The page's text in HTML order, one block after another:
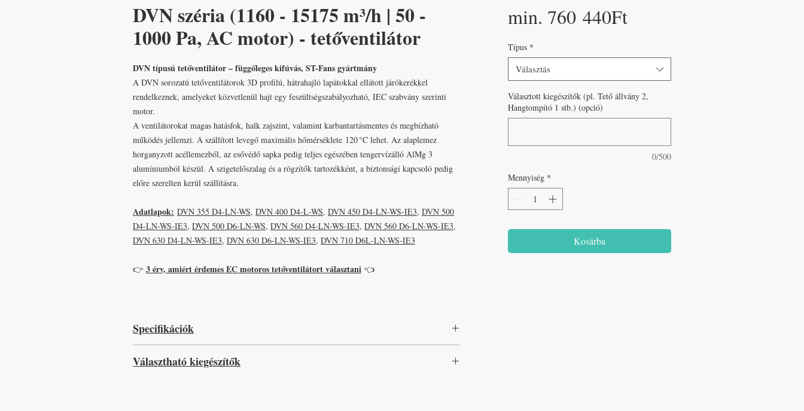
DVN széria (1160 - 15175 m³/h | 50 -
1000 Pa, AC motor) - tetőventilátor
DVN típusú tetőventilátor – függőleges kifúvás, ST-Fans gyártmány
A DVN sorozatú tetőventilátorok 3D profilú, hátrahajló lapátokkal ellátott járókerékkel
rendelkeznek, amelyeket közvetlenül hajt egy feszültségszabályozható, IEC szabvány szerinti
motor.
A ventilátorokat magas hatásfok, halk zajszint, valamint karbantartásmentes és megbízható
működés jellemzi. A szállított levegő maximális hőmérséklete 120 °C lehet. Az alaplemez
horganyzott acéllemezből, az esővédő sapka pedig teljes egészében tengervízálló AlMg 3
alumíniumból készül. A szigetelőszalag és a rögzítők tartozékként, a biztonsági kapcsoló pedig
előre szerelten kerül szállításra.
Adatlapok: DVN 355 D4-LN-WS, DVN 400 D4-L-WS, DVN 450 D4-LN-WS-IE3, DVN 500
D4-LN-WS-IE3, DVN 500 D6-LN-WS, DVN 560 D4-LN-WS-IE3, DVN 560 D6-LN-WS-IE3,
DVN 630 D4-LN-WS-IE3, DVN 630 D6-LN-WS-IE3, DVN 710 D6L-LN-WS-IE3
👉 3 érv, amiért érdemes EC motoros tetőventilátort választani 👈
Specifikációk
- Fordulatszám-szabályozható
Választható kiegészítők
min. 760 440FtAkciós
Típus *
Választás
Választott kiegészítők (pl. Tető állvány 2,
Hangtompító 1 stb.) (opció)
0/500
Mennyiség *
Kosárba